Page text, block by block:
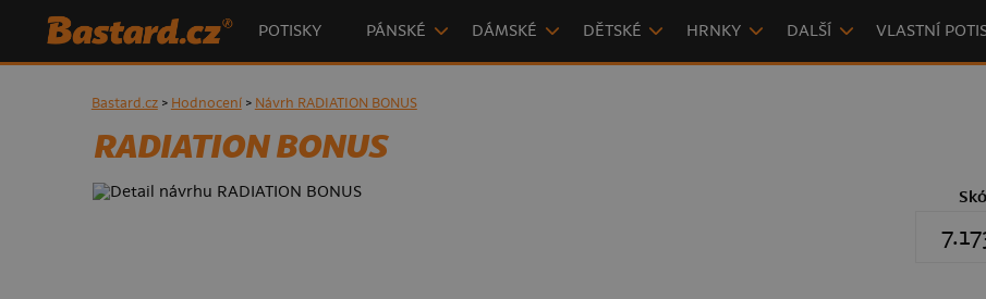
POTISKY PÁNSKÉ DÁMSKÉ DĚTSKÉ HRNKY DALŠÍ VLASTNÍ
Bastard.cz> Hodnocení> Návrh RADIATION BONUS
RADIATION BONUS